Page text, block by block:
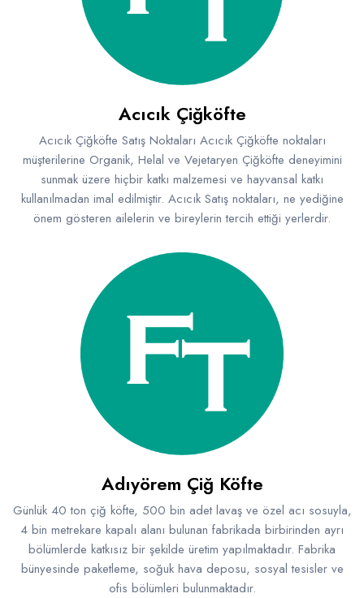
Ev Hizmetleri
Sağlık Güzellik
Market FMGC - Katlı Mağaza
Mobilya ve Ev Tekstili
Takı
Yapı Malzemesi - Hırdavat
Gayrimenkul
Gıda ve Sarf Malzemeleri
Giyim - Aksesuar
Hukuk - Marka - Patent ve Tercüme
Isıtma - Soğutma ve Havalandırma
Lojistik - Kargo ve Kurye
Mali Kayıt ve Denetim
Matbaa - Fotoğraf
Mobilya Dekorasyon
Proje - İnşaat ve Tesisat
Raf ve Depo Sistemleri
Reklam - Tanıtım - PR ve İnternet
Seyahat - Rent A Car
Tabela - Dijital Baskı
Acıcık Çiğköfte
Acıcık Çiğköfte Satış Noktaları Acıcık Çiğköfte noktaları
müşterilerine Organik, Helal ve Vejetaryen Çiğköfte deneyimini
sunmak üzere hiçbir katkı malzemesi ve hayvansal katkı
kullanılmadan imal edilmiştir. Acıcık Satış noktaları, ne yediğine
önem gösteren ailelerin ve bireylerin tercih ettiği yerlerdir.
Adıyörem Çiğ Köfte
Günlük 40 ton çiğ köfte, 500 bin adet lavaş ve özel acı sosuyla,
4 bin metrekare kapalı alanı bulunan fabrikada birbirinden ayrı
bölümlerde katkısız bir şekilde üretim yapılmaktadır. Fabrika
bünyesinde paketleme, soğuk hava deposu, sosyal tesisler ve
ofis bölümleri bulunmaktadır.